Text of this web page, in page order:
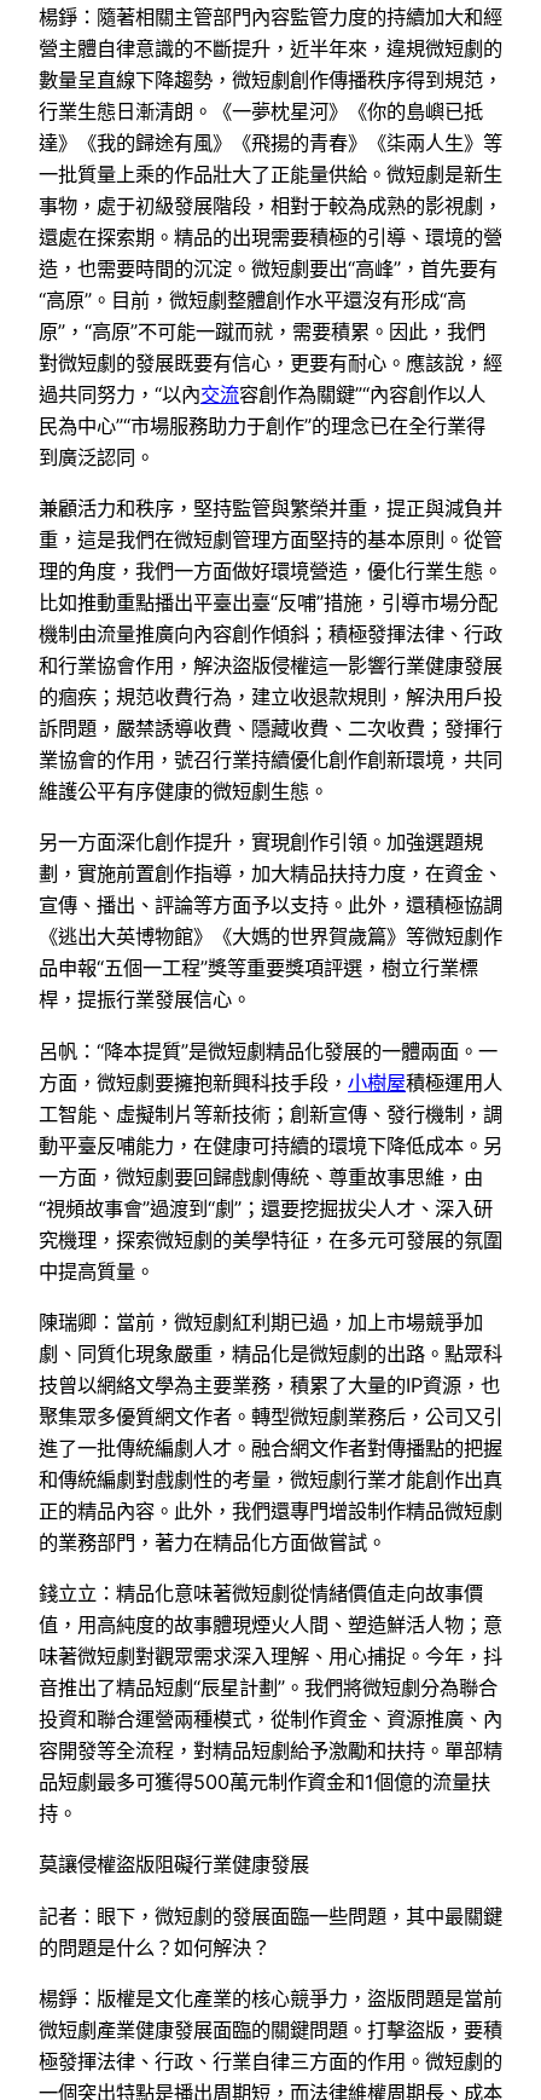
楊錚：隨著相關主管部門內容監管力度的持續加大和經
營主體自律意識的不斷提升，近半年來，違規微短劇的
數量呈直線下降趨勢，微短劇創作傳播秩序得到規范，
行業生態日漸清朗。《一夢枕星河》《你的島嶼已抵
達》《我的歸途有風》《飛揚的青春》《柒兩人生》等
一批質量上乘的作品壯大了正能量供給。微短劇是新生
事物，處于初級發展階段，相對于較為成熟的影視劇，
還處在探索期。精品的出現需要積極的引導、環境的營
造，也需要時間的沉淀。微短劇要出“高峰”，首先要有
“高原”。目前，微短劇整體創作水平還沒有形成“高
原”，“高原”不可能一蹴而就，需要積累。因此，我們
對微短劇的發展既要有信心，更要有耐心。應該說，經
過共同努力，“以內交流容創作為關鍵”“內容創作以人
民為中心”“市場服務助力于創作”的理念已在全行業得
到廣泛認同。
兼顧活力和秩序，堅持監管與繁榮并重，提正與減負并
重，這是我們在微短劇管理方面堅持的基本原則。從管
理的角度，我們一方面做好環境營造，優化行業生態。
比如推動重點播出平臺出臺“反哺”措施，引導市場分配
機制由流量推廣向內容創作傾斜；積極發揮法律、行政
和行業協會作用，解決盜版侵權這一影響行業健康發展
的痼疾；規范收費行為，建立收退款規則，解決用戶投
訴問題，嚴禁誘導收費、隱藏收費、二次收費；發揮行
業協會的作用，號召行業持續優化創作創新環境，共同
維護公平有序健康的微短劇生態。
另一方面深化創作提升，實現創作引領。加強選題規
劃，實施前置創作指導，加大精品扶持力度，在資金、
宣傳、播出、評論等方面予以支持。此外，還積極協調
《逃出大英博物館》《大媽的世界賀歲篇》等微短劇作
品申報“五個一工程”獎等重要獎項評選，樹立行業標
桿，提振行業發展信心。
呂帆：“降本提質”是微短劇精品化發展的一體兩面。一
方面，微短劇要擁抱新興科技手段， 小樹屋積極運用人
工智能、虛擬制片等新技術；創新宣傳、發行機制，調
動平臺反哺能力，在健康可持續的環境下降低成本。另
一方面，微短劇要回歸戲劇傳統、尊重故事思維，由
“視頻故事會”過渡到“劇”；還要挖掘拔尖人才、深入研
究機理，探索微短劇的美學特征，在多元可發展的氛圍
中提高質量。
陳瑞卿：當前，微短劇紅利期已過，加上市場競爭加
劇、同質化現象嚴重，精品化是微短劇的出路。點眾科
技曾以網絡文學為主要業務，積累了大量的IP資源，也
聚集眾多優質網文作者。轉型微短劇業務后，公司又引
進了一批傳統編劇人才。融合網文作者對傳播點的把握
和傳統編劇對戲劇性的考量，微短劇行業才能創作出真
正的精品內容。此外，我們還專門增設制作精品微短劇
的業務部門，著力在精品化方面做嘗試。
錢立立：精品化意味著微短劇從情緒價值走向故事價
值，用高純度的故事體現煙火人間、塑造鮮活人物；意
味著微短劇對觀眾需求深入理解、用心捕捉。今年，抖
音推出了精品短劇“辰星計劃”。我們將微短劇分為聯合
投資和聯合運營兩種模式，從制作資金、資源推廣、內
容開發等全流程，對精品短劇給予激勵和扶持。單部精
品短劇最多可獲得500萬元制作資金和1個億的流量扶
持。
莫讓侵權盜版阻礙行業健康發展
記者：眼下，微短劇的發展面臨一些問題，其中最關鍵
的問題是什么？如何解決？
楊錚：版權是文化產業的核心競爭力，盜版問題是當前
微短劇產業健康發展面臨的關鍵問題。打擊盜版，要積
極發揮法律、行政、行業自律三方面的作用。微短劇的
一個突出特點是播出周期短，而法律維權周期長、成本